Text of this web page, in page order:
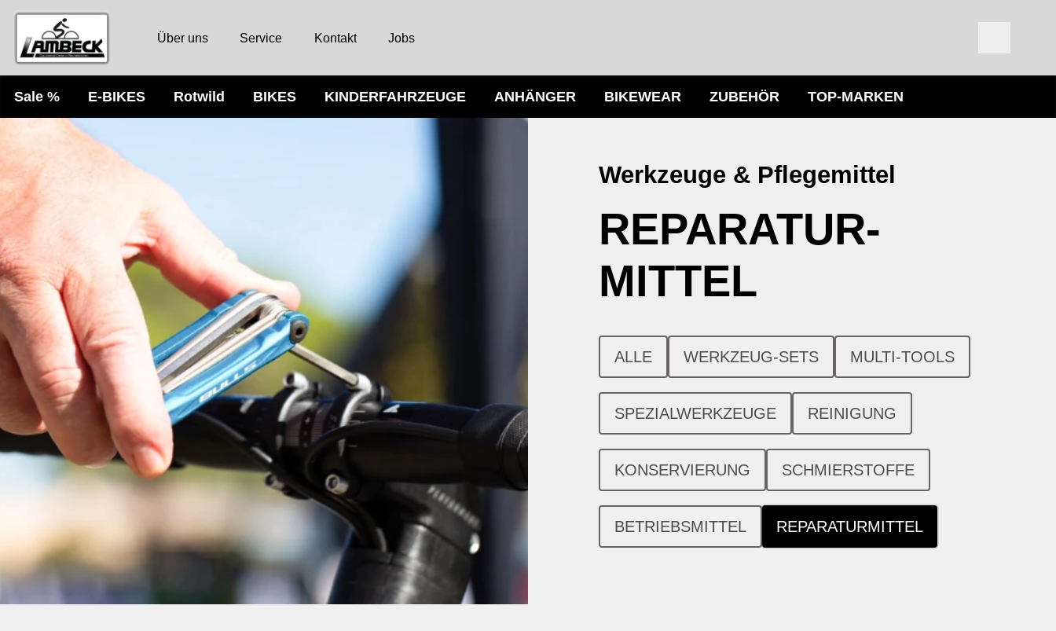
Über uns Service Kontakt Jobs
Sale % E-BIKES Rotwild BIKES KINDERFAHRZEUGE ANHÄNGER BIKEWEAR ZUBEHÖR TOP-MARKEN
Werkzeuge & Pflegemittel
REPARATUR­
MITTEL
ALLE WERKZEUG-SETS MULTI-TOOLS
SPEZIALWERKZEUGE REINIGUNG
KONSERVIERUNG SCHMIERSTOFFE
BETRIEBSMITTEL REPARATURMITTEL